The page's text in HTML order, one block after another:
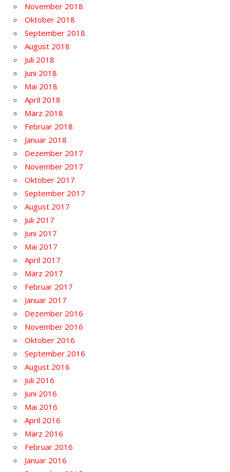
November 2018
Oktober 2018
September 2018
August 2018
Juli 2018
Juni 2018
Mai 2018
April 2018
März 2018
Februar 2018
Januar 2018
Dezember 2017
November 2017
Oktober 2017
September 2017
August 2017
Juli 2017
Juni 2017
Mai 2017
April 2017
März 2017
Februar 2017
Januar 2017
Dezember 2016
November 2016
Oktober 2016
September 2016
August 2016
Juli 2016
Juni 2016
Mai 2016
April 2016
März 2016
Februar 2016
Januar 2016